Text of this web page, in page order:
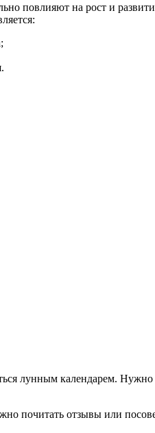
повлияют на рост и
лунным календарем.
почитать отзывы или